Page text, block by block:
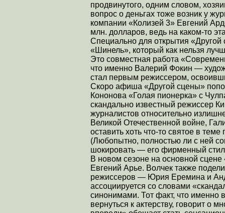
продвинутого, одним словом,
вопрос о деньгах тоже возник у
компании «Колизей 3» Евгений
млн. долларов, ведь на каком-то
Специально для открытия «Другой
«Шинель», который как нельзя
Это совместная работа
что именно Валерий Фокин —
стал первым режиссером,
Скоро афиша «Другой сцены»
Кононова «Голая пионерка» с
скандально известный режиссер
журналистов относительно
Великой Отечественной войне,
оставить хоть что-то святое в
(Любопытно, полностью ли с ней
шокировать — его фирменный
В новом сезоне на основной
Евгений Арье. Волчек также
режиссеров — Юрия Еремина и
ассоциируется со словами
синонимами. Тот факт, что именно
вернуться к актерству, говорит о